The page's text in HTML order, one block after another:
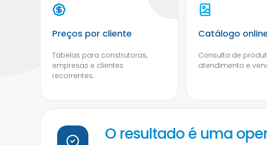
Preços por cliente
Tabelas para construtoras,
empresas e clientes
recorrentes.
Catálogo
Consulta de
atendimento e
O resultado é uma